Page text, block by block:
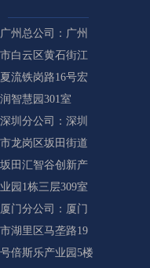
广州总公司：广州
市白云区黄石街江
夏流铁岗路16号宏
润智慧园301室
深圳分公司：深圳
市龙岗区坂田街道
坂田汇智谷创新产
业园1栋三层309室
厦门分公司：厦门
市湖里区马垄路19
号倍斯乐产业园5楼